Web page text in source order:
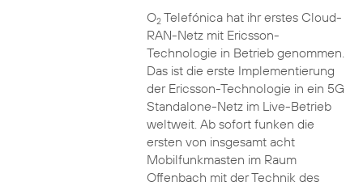
O2Telefónica hat ihr erstes Cloud-
RAN-Netz mit Ericsson-
Technologie in Betrieb genommen.
Das ist die erste Implementierung
der Ericsson-Technologie in ein 5G
Standalone-Netz im Live-Betrieb
weltweit. Ab sofort funken die
ersten von insgesamt acht
Mobilfunkmasten im Raum
Offenbach mit der Technik des